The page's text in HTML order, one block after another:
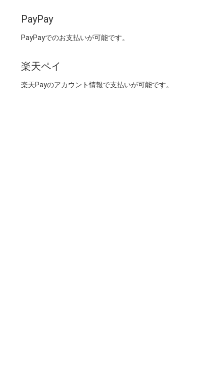
PayPay
PayPayでのお支払いが可能です。
楽天ペイ
楽天Payのアカウント情報で支払いが可能です。